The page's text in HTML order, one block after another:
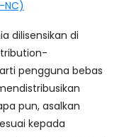
NC)
dilisensikan di
pengguna bebas
pun, asalkan
kepada